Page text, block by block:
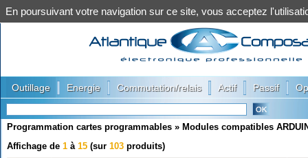
Outillage Energie Commutation/relais Actif Passif
Programmation cartes programmables » Modules compatibles
Affichage de 1 à 15 (sur 103 produits)
En poursuivant votre navigation sur ce site, vous acceptez